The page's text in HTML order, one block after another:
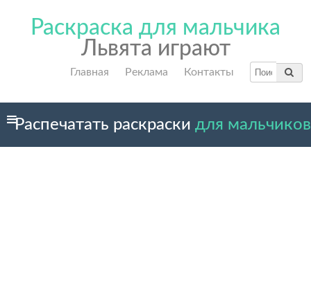
Раскраска для мальчика
Львята играют
Главная Реклама Контакты
Распечатать раскраски для мальчиков